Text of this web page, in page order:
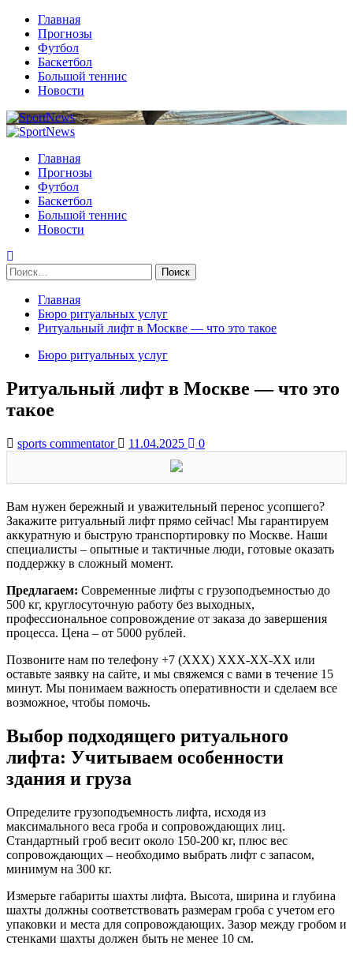
Перейти
содержимому
Главная
Прогнозы
Футбол
Баскетбол
Большой теннис
Новости
Primary
Главная
Прогнозы
Футбол
Баскетбол
Большой теннис
Новости
Найти:
Главная
Бюро ритуальных услуг
Ритуальный лифт в Москве — что это такое
Бюро ритуальных услуг
Ритуальный лифт в Москве — что это
такое
sports commentator 11.04.2025 0
Вам нужен бережный и уважительный перенос усопшего?
Закажите ритуальный лифт прямо сейчас! Мы гарантируем
аккуратную и быструю транспортировку по Москве. Наши
специалисты – опытные и тактичные люди, готовые оказать
поддержку в сложный момент.
Предлагаем: Современные лифты с грузоподъемностью до
500 кг, круглосуточную работу без выходных,
профессиональное сопровождение от заказа до завершения
процесса. Цена – от 5000 рублей.
Позвоните нам по телефону +7 (XXX) XXX-XX-XX или
оставьте заявку на сайте, и мы свяжемся с вами в течение 15
минут. Мы понимаем важность оперативности и сделаем все
возможное, чтобы помочь.
Выбор подходящего ритуального
лифта: Учитываем особенности
здания и груза
Определите грузоподъемность лифта, исходя из
максимального веса гроба и сопровождающих лиц.
Стандартный гроб весит около 150-200 кг, плюс вес
сопровождающих – необходимо выбрать лифт с запасом,
минимум на 300 кг.
Измерьте габариты шахты лифта. Высота, ширина и глубина
шахты должны соответствовать размерам гроба с учетом его
упаковки и места для сопровождающих. Зазор между гробом и
стенками шахты должен быть не менее 10 см.